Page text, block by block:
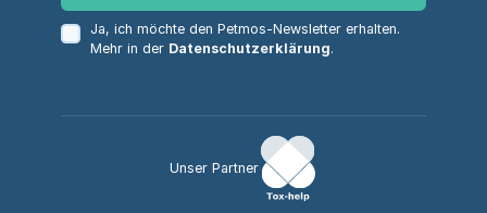
Ja, ich möchte den Petmos-Newsletter erhalten.
Mehr in der Datenschutzerklärung.
Unser Partner